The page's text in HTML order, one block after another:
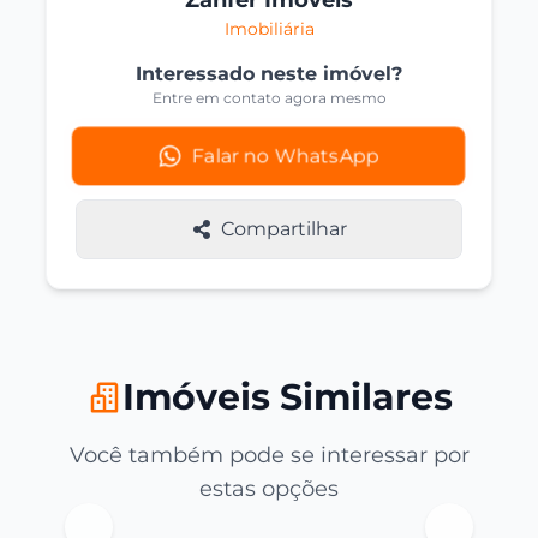
Imobiliária
Interessado neste imóvel?
Entre em contato agora mesmo
Falar no WhatsApp
Compartilhar
Imóveis Similares
Você também pode se interessar por
estas opções